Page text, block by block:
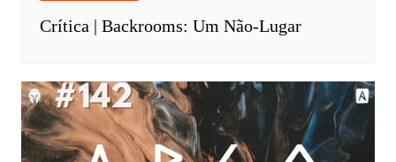
Crítica | Backrooms: Um Não-Lugar